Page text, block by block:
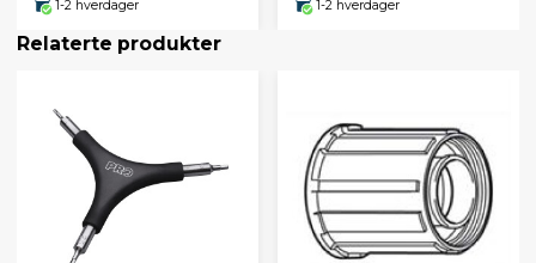
1-2 hverdager 1-2 hverdager
Relaterte produkter